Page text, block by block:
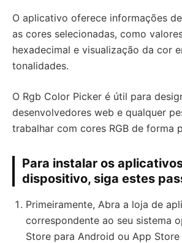
O aplicativo oferece informações
as cores selecionadas, como
hexadecimal e visualização da cor
tonalidades.
O Rgb Color Picker é útil para
desenvolvedores web e qualquer
trabalhar com cores RGB de forma
Para instalar os
dispositivo, siga estes
Primeiramente, Abra a loja de
correspondente ao seu sistema
Store para Android ou App Store